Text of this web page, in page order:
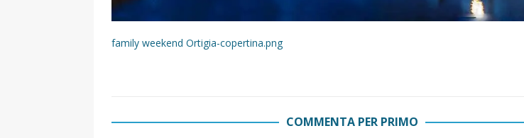
family weekend Ortigia-copertina.png
COMMENTA PER PRIMO